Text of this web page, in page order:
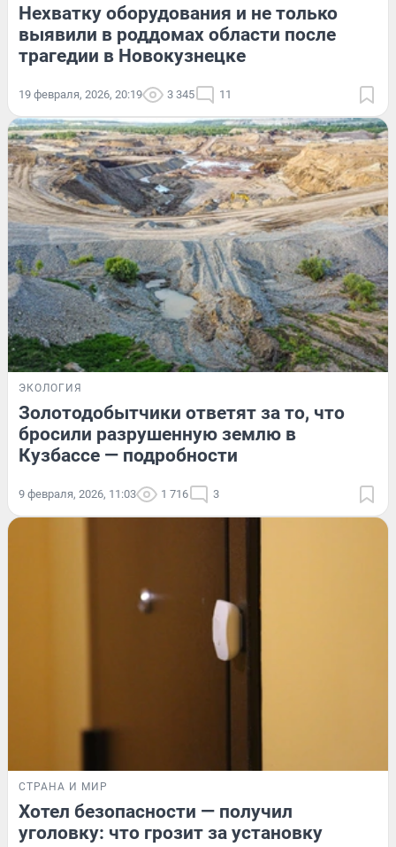
Нехватку оборудования и не только
выявили в роддомах области после
трагедии в Новокузнецке
19 февраля, 2026, 20:19 3 345 11
ЭКОЛОГИЯ
Золотодобытчики ответят за то, что
бросили разрушенную землю в
Кузбассе — подробности
9 февраля, 2026, 11:03 1 716 3
СТРАНА И МИР
Хотел безопасности — получил
уголовку: что грозит за установку